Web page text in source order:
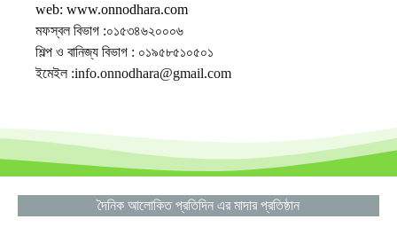
web: www.onnodhara.com
মফস্বল বিভাগ :০১৫৩৪৬২০০০৬
শিল্প ও বানিজ্য বিভাগ : ০১৯৫৮৫১০৫০১
ইমেইল :info.onnodhara@gmail.com
দৈনিক আলোকিত প্রতিদিন এর মাদার প্রতিষ্ঠান